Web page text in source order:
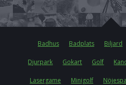
Badhus Badplats Biljard
Djurpark Gokart Golf
Lasergame Minigolf